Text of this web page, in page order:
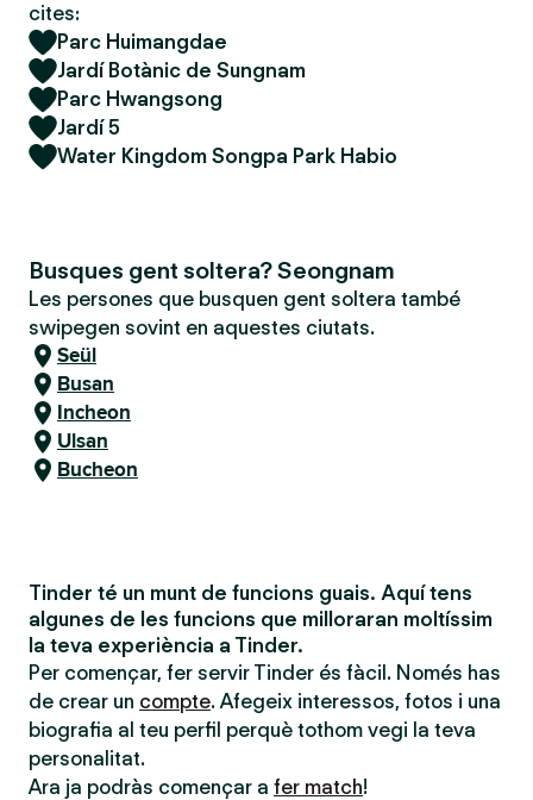
cites:
Parc Huimangdae
Jardí Botànic de Sungnam
Parc Hwangsong
Jardí 5
Water Kingdom Songpa Park Habio
Busques gent soltera? Seongnam
Les persones que busquen gent soltera també
swipegen sovint en aquestes ciutats.
Seül
Busan
Incheon
Ulsan
Bucheon
Tinder té un munt de funcions guais. Aquí tens
algunes de les funcions que milloraran moltíssim
la teva experiència a Tinder.
Per començar, fer servir Tinder és fàcil. Només has
de crear un compte. Afegeix interessos, fotos i una
biografia al teu perfil perquè tothom vegi la teva
personalitat.
Ara ja podràs començar a fer match!